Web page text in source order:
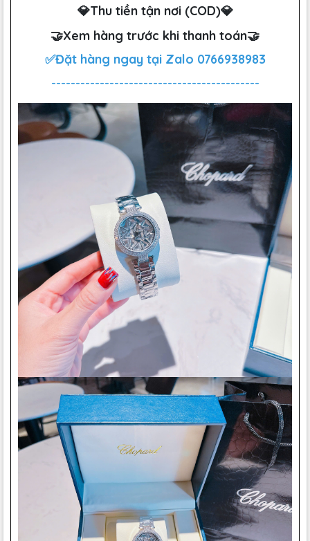
💎Thu tiền tận nơi (COD)💎
🤝Xem hàng trước khi thanh toán🤝
✅Đặt hàng ngay tại Zalo 0766938983
-------------------------------------------